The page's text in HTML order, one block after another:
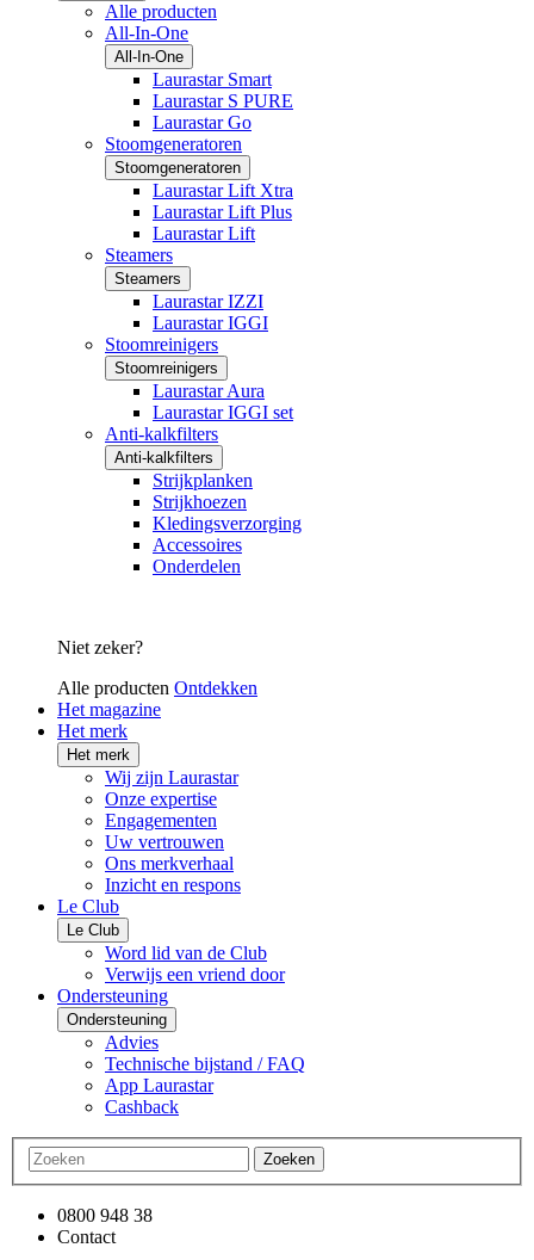
Alle producten
All-In-One
All-In-One
Laurastar Smart
Laurastar S PURE
Laurastar Go
Stoomgeneratoren
Stoomgeneratoren
Laurastar Lift Xtra
Laurastar Lift Plus
Laurastar Lift
Steamers
Steamers
Laurastar IZZI
Laurastar IGGI
Stoomreinigers
Stoomreinigers
Laurastar Aura
Laurastar IGGI set
Anti-kalkfilters
Anti-kalkfilters
Strijkplanken
Strijkhoezen
Kledingsverzorging
Accessoires
Onderdelen
Niet zeker?
Alle producten Ontdekken
Het magazine
Het merk
Het merk
Wij zijn Laurastar
Onze expertise
Engagementen
Uw vertrouwen
Ons merkverhaal
Inzicht en respons
Le Club
Le Club
Word lid van de Club
Verwijs een vriend door
Ondersteuning
Ondersteuning
Advies
Technische bijstand / FAQ
App Laurastar
Cashback
Zoeken
0800 948 38
Contact